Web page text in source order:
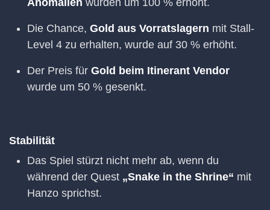
Die Chance, Gold aus Vorratslagern mit Stall-
Level 4 zu erhalten, wurde auf 30 % erhöht.
Der Preis für Gold beim Itinerant Vendor
wurde um 50 % gesenkt.
Stabilität
Das Spiel stürzt nicht mehr ab, wenn du
während der Quest „Snake in the Shrine“ mit
Hanzo sprichst.